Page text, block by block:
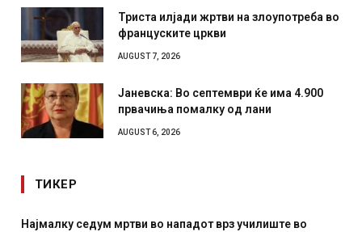
Триста илјади жртви на злоупотреба во
француските цркви
AUGUST 7, 2026
Јаневска: Во септември ќе има 4.900
првачиња помалку од лани
AUGUST 6, 2026
ТИКЕР
врз училиште во
СОЗИС: Украинците повеќе им